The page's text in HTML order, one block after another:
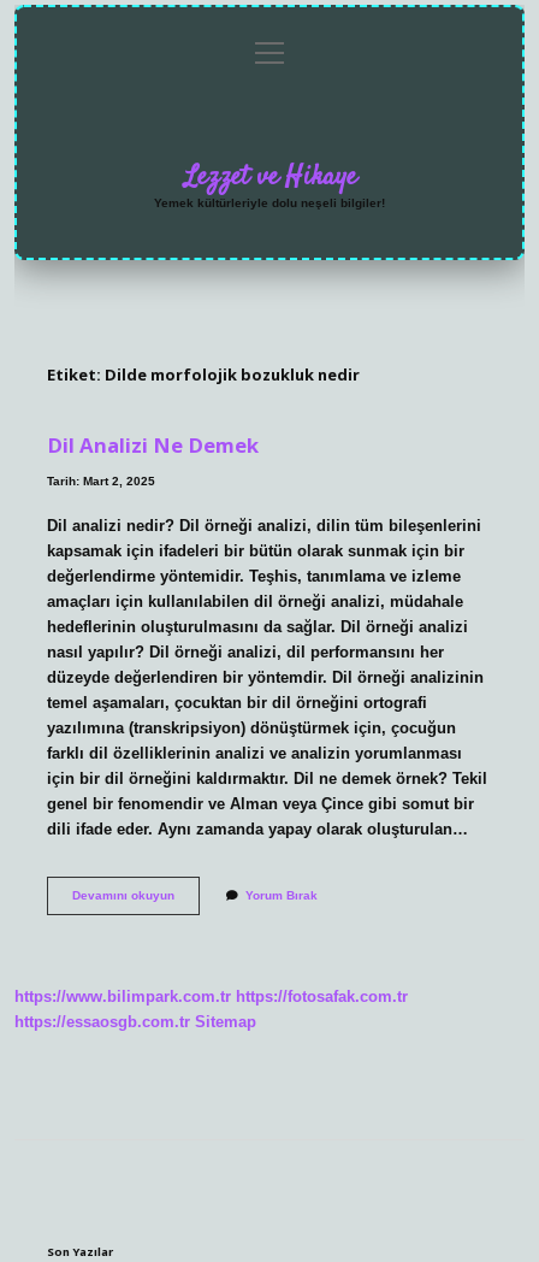
menüyü
aç
Lezzet ve Hikaye
Yemek kültürleriyle dolu neşeli bilgiler!
Etiket: Dilde morfolojik bozukluk nedir
Dil Analizi Ne Demek
Tarih: Mart 2, 2025
Dil analizi nedir? Dil örneği analizi, dilin tüm bileşenlerini
kapsamak için ifadeleri bir bütün olarak sunmak için bir
değerlendirme yöntemidir. Teşhis, tanımlama ve izleme
amaçları için kullanılabilen dil örneği analizi, müdahale
hedeflerinin oluşturulmasını da sağlar. Dil örneği analizi
nasıl yapılır? Dil örneği analizi, dil performansını her
düzeyde değerlendiren bir yöntemdir. Dil örneği analizinin
temel aşamaları, çocuktan bir dil örneğini ortografi
yazılımına (transkripsiyon) dönüştürmek için, çocuğun
farklı dil özelliklerinin analizi ve analizin yorumlanması
için bir dil örneğini kaldırmaktır. Dil ne demek örnek? Tekil
genel bir fenomendir ve Alman veya Çince gibi somut bir
dili ifade eder. Aynı zamanda yapay olarak oluşturulan…
Devamını okuyunDil
Yorum Bırak
https://www.bilimpark.com.tr https://fotosafak.com.tr
https://essaosgb.com.tr Sitemap
Son Yazılar